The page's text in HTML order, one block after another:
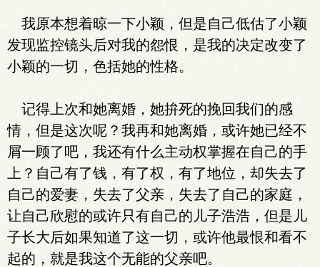
我原本想着晾一下小颖，但是自己低估了小颖
发现监控镜头后对我的怨恨，是我的决定改变了
小颖的一切，色括她的性格。
记得上次和她离婚，她拚死的挽回我们的感
情，但是这次呢？我再和她离婚，或许她已经不
屑一顾了吧，我还有什么主动权掌握在自己的手
上？自己有了钱，有了权，有了地位，却失去了
自己的爱妻，失去了父亲，失去了自己的家庭，
让自己欣慰的或许只有自己的儿子浩浩，但是儿
子长大后如果知道了这一切，或许他最恨和看不
起的，就是我这个无能的父亲吧。